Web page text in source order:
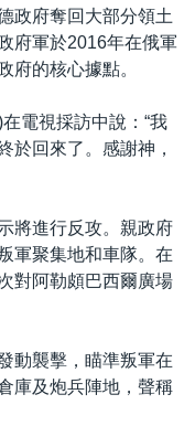
政府奪回大部分領土
府軍於2016年在俄軍
府的核心據點。
電視採訪中說：“我
於回來了。感謝神，
將進行反攻。親政府
軍聚集地和車隊。在
對阿勒頗巴西爾廣場
動襲擊，瞄準叛軍在
庫及炮兵陣地，聲稱